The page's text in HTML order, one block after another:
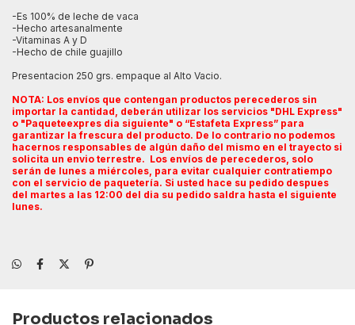
-Es 100% de leche de vaca
-Hecho artesanalmente
-Vitaminas A y D
-Hecho de chile guajillo
Presentacion 250 grs. empaque al Alto Vacio.
NOTA: Los envíos que contengan productos perecederos sin
importar la cantidad, deberán utilizar los servicios "DHL Express"
o "Paqueteexpres dia siguiente" o “Estafeta Express” para
garantizar la frescura del producto. De lo contrario no podemos
hacernos responsables de algún daño del mismo en el trayecto si
solicita un envio terrestre. Los envíos de perecederos, solo
serán de lunes a miércoles, para evitar cualquier contratiempo
con el servicio de paquetería. Si usted hace su pedido despues
del martes a las 12:00 del dia su pedido saldra hasta el siguiente
lunes.
Productos relacionados